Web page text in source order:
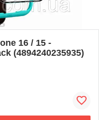
16 / 15 -
(4894240235935)